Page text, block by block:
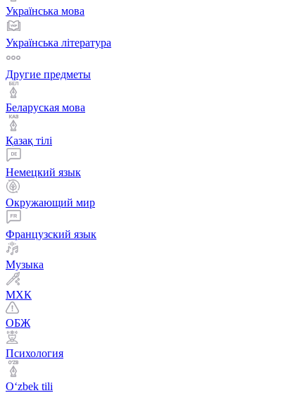
Українська мова
Українська література
Другие предметы
Беларуская мова
Қазақ тiлi
Немецкий язык
Окружающий мир
Французский язык
Музыка
МХК
ОБЖ
Психология
Оʻzbek tili